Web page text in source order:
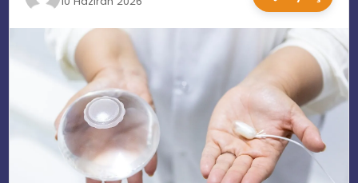
EĞITIM
MAGAZIN